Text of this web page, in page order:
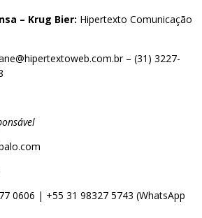
– Krug Bier: Hipertexto Comunicação
– (31) 3227-
0606 | +55 31 98327 5743 (WhatsApp